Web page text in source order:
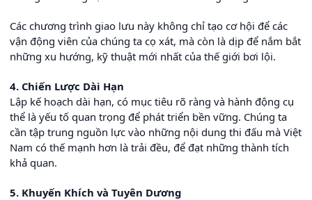
Các chương trình giao lưu này không chỉ tạo cơ hội để các
vận động viên của chúng ta cọ xát, mà còn là dịp để nắm bắt
những xu hướng, kỹ thuật mới nhất của thế giới bơi lội.
4. Chiến Lược Dài Hạn
Lập kế hoạch dài hạn, có mục tiêu rõ ràng và hành động cụ
thể là yếu tố quan trọng để phát triển bền vững. Chúng ta
cần tập trung nguồn lực vào những nội dung thi đấu mà Việt
Nam có thế mạnh hơn là trải đều, để đạt những thành tích
khả quan.
5. Khuyến Khích và Tuyên Dương